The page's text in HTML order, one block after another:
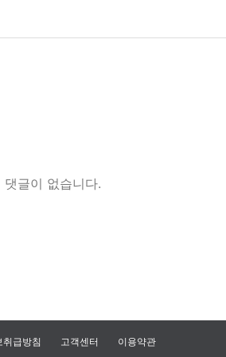
댓글이 없습니다.
취급방침 고객센터 이용약관